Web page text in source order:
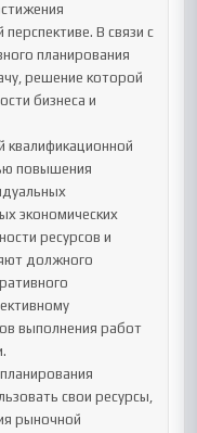
В связи с
планирования
решение которой
бизнеса и
квалификационной
повышения
экономических
ресурсов и
должного
выполнения работ
свои ресурсы,
рыночной